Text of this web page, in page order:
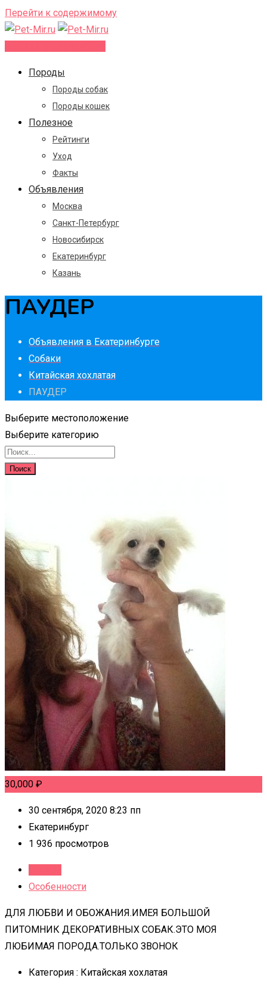
Перейти к содержимому
Породы
Породы собак
Породы кошек
Полезное
Рейтинги
Уход
Факты
Объявления
Москва
Санкт-Петербург
Новосибирск
Екатеринбург
Казань
ПАУДЕР
Объявления в Екатеринбурге
Собаки
Китайская хохлатая
ПАУДЕР
Выберите местоположение
Выберите категорию
Поиск
30,000 ₽
30 сентября, 2020 8:23 пп
Екатеринбург
1 936 просмотров
Особенности
ДЛЯ ЛЮБВИ И ОБОЖАНИЯ.ИМЕЯ БОЛЬШОЙ
ПИТОМНИК ДЕКОРАТИВНЫХ СОБАК.ЭТО МОЯ
ЛЮБИМАЯ ПОРОДА.ТОЛЬКО ЗВОНОК
Категория : Китайская хохлатая